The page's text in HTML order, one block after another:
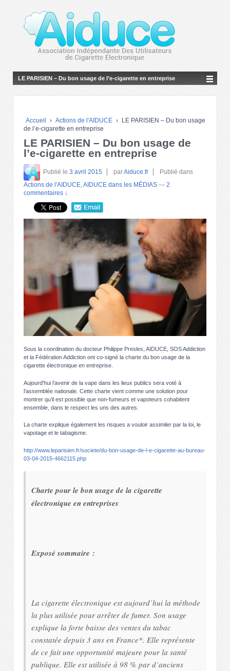
LE PARISIEN – Du bon usage de l’e-cigarette en entreprise
Accueil › Actions de l'AIDUCE ›
LE PARISIEN – Du bon usage
de l’e-cigarette en entreprise
LE PARISIEN – Du bon usage de
l’e-cigarette en entreprise
Publié le 3 avril 2015 parAiduce.fr
Publié dans
Actions de l'AIDUCE,AIDUCE dans les MÉDIAS — 2
commentaires ↓
Sous la coordination du docteur Philippe Presles, AIDUCE, SOS Addiction
et la Fédération Addiction ont co-signé la charte du bon usage de la
cigarette électronique en entreprise.
Aujourd’hui l’avenir de la vape dans les lieux publics sera voté à
l’assemblée nationale. Cette charte vient comme une solution pour
montrer qu’il est possible que non-fumeurs et vapoteurs cohabitent
ensemble, dans le respect les uns des autres.
La charte explique également les risques a vouloir assimiler par la loi, le
vapotage et le tabagisme.
http://www.leparisien.fr/societe/du-bon-usage-de-l-e-cigarette-au-bureau-
03-04-2015-4662115.php
Charte pour le bon usage de la cigarette
électronique en entreprises
Exposé sommaire :
La cigarette électronique est aujourd’hui la méthode
la plus utilisée pour arrêter de fumer. Son usage
explique la forte baisse des ventes du tabac
constatée depuis 3 ans en France*. Elle représente
de ce fait une opportunité majeure pour la santé
publique. Elle est utilisée à 98 % par d’anciens